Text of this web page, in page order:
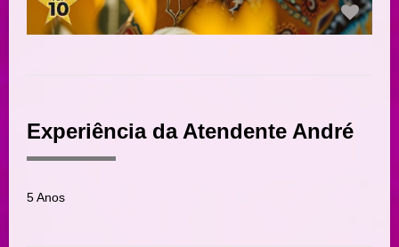
Experiência da Atendente André
5 Anos